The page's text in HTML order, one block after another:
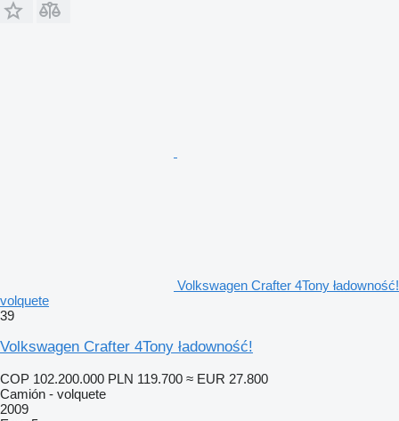
Volkswagen Crafter 4Tony ładowność!
volquete
39
Volkswagen Crafter 4Tony ładowność!
COP 102.200.000 PLN 119.700 ≈ EUR 27.800
Camión - volquete
2009